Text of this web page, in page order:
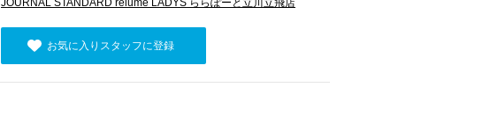
JOURNAL STANDARD relume LADYS ららぽーと立川立飛店
お気に入りスタッフに登録